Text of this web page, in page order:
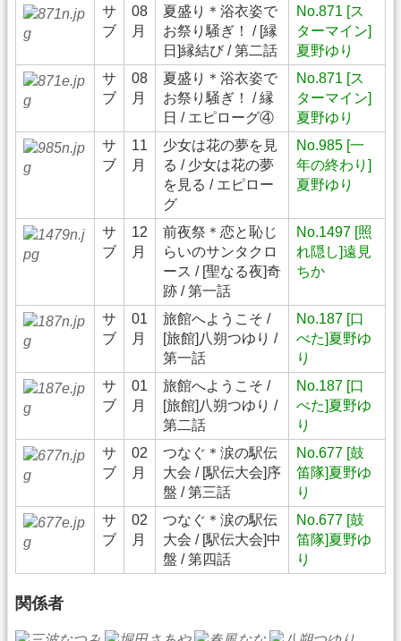
サ
ブ
08
月
夏盛り＊浴衣姿で
お祭り騒ぎ！ / [縁
日]縁結び / 第二話
No.871 [ス
ターマイン]
夏野ゆり
サ
ブ
08
月
夏盛り＊浴衣姿で
お祭り騒ぎ！ / 縁
日 / エピローグ④
No.871 [ス
ターマイン]
夏野ゆり
サ
ブ
11
月
少女は花の夢を見
る / 少女は花の夢
を見る / エピロー
グ
No.985 [一
年の終わり]
夏野ゆり
サ
ブ
12
月
前夜祭＊恋と恥じ
らいのサンタクロ
ース / [聖なる夜]奇
跡 / 第一話
No.1497 [照
れ隠し]遠見
ちか
サ
ブ
01
月
旅館へようこそ /
[旅館]八朔つゆり /
第一話
No.187 [口
べた]夏野ゆ
り
サ
ブ
01
月
旅館へようこそ /
[旅館]八朔つゆり /
第二話
No.187 [口
べた]夏野ゆ
り
サ
ブ
02
月
つなぐ＊涙の駅伝
大会 / [駅伝大会]序
盤 / 第三話
No.677 [鼓
笛隊]夏野ゆ
り
サ
ブ
02
月
つなぐ＊涙の駅伝
大会 / [駅伝大会]中
盤 / 第四話
No.677 [鼓
笛隊]夏野ゆ
り
関係者